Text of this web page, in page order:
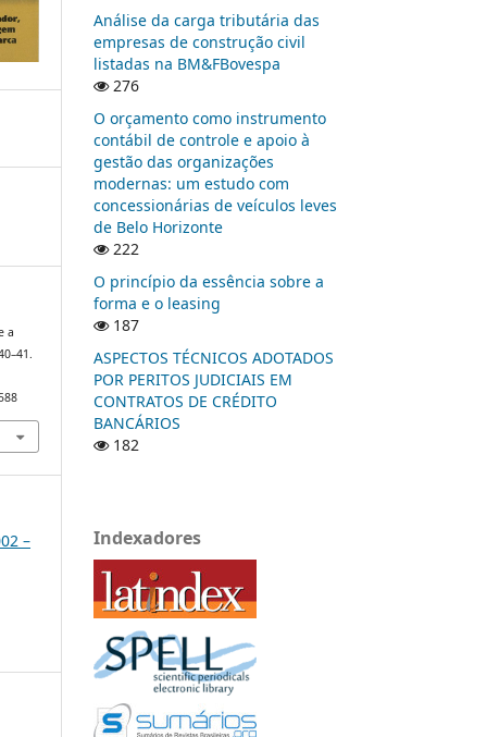
a
–
Análise da carga tributária das
empresas de construção civil
listadas na BM&FBovespa
276
O orçamento como instrumento
contábil de controle e apoio à
gestão das organizações
modernas: um estudo com
concessionárias de veículos leves
de Belo Horizonte
222
O princípio da essência sobre a
forma e o leasing
187
ASPECTOS TÉCNICOS ADOTADOS
POR PERITOS JUDICIAIS EM
CONTRATOS DE CRÉDITO
BANCÁRIOS
182
Indexadores